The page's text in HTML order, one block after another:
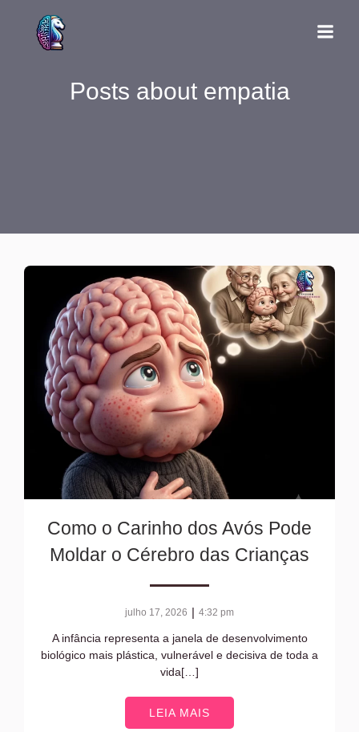
Posts about empatia
Como o Carinho dos Avós Pode
Moldar o Cérebro das Crianças
julho 17, 2026 | 4:32 pm
A infância representa a janela de desenvolvimento
biológico mais plástica, vulnerável e decisiva de toda a
vida[…]
LEIA MAIS